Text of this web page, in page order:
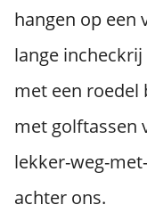
hangen op een
lange
met een roedel
met golftassen
lekker-weg-
achter ons.